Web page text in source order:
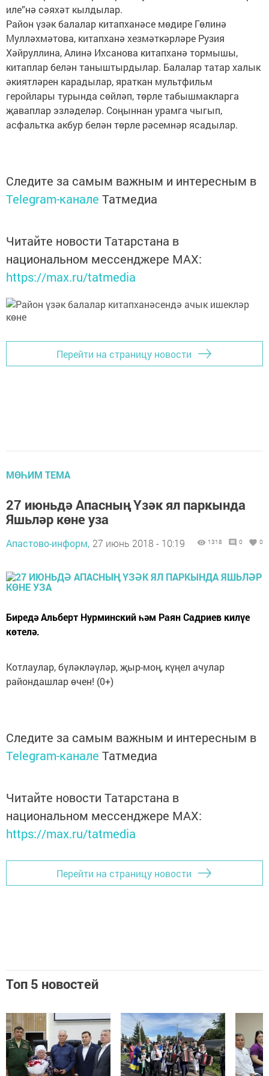
иле”нә сәяхәт кылдылар.
Район үзәк балалар китапханәсе мөдире Гөлинә
Мулләхмәтова, китапханә хезмәткәрләре Рузия
Хәйруллина, Алинә Ихсанова китапханә тормышы,
китаплар белән таныштырдылар. Балалар татар халык
әкиятләрен карадылар, яраткан мультфильм
геройлары турында сөйләп, төрле табышмакларга
җаваплар эзләделәр. Соңыннан урамга чыгып,
асфальтка акбур белән төрле рәсемнәр ясадылар.
Следите за самым важным и интересным в
Telegram-канале Татмедиа
Читайте новости Татарстана в
национальном мессенджере MАХ:
https://max.ru/tatmedia
Перейти на страницу новости
МӨҺИМ ТЕМА
27 июньдә Апасның Үзәк ял паркында
Яшьләр көне уза
Апастово-информ, 27 июнь 2018 - 10:19 1318 0 0
Биредә Альберт Нурминский һәм Раян Садриев килүе
көтелә.
Котлаулар, бүләкләүләр, җыр-моң, күңел ачулар
райондашлар өчен! (0+)
Следите за самым важным и интересным в
Telegram-канале Татмедиа
Читайте новости Татарстана в
национальном мессенджере MАХ:
https://max.ru/tatmedia
Перейти на страницу новости
Топ 5 новостей